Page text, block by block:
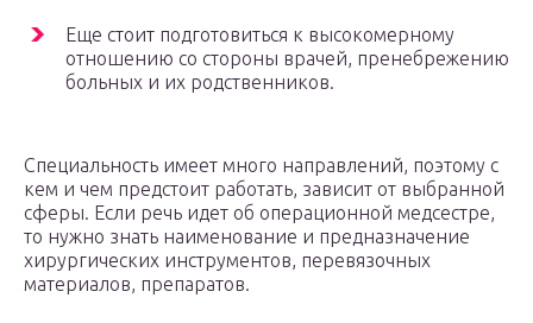
Еще стоит подготовиться к высокомерному
отношению со стороны врачей, пренебрежению
больных и их родственников.
Специальность имеет много направлений, поэтому с
кем и чем предстоит работать, зависит от выбранной
сферы. Если речь идет об операционной медсестре,
то нужно знать наименование и предназначение
хирургических инструментов, перевязочных
материалов, препаратов.